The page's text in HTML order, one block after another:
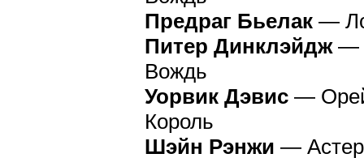
Предраг Бьелак —
Питер Динклэйдж—
Вождь
Уорвик Дэвис —
Король
Шэйн Рэнжи —